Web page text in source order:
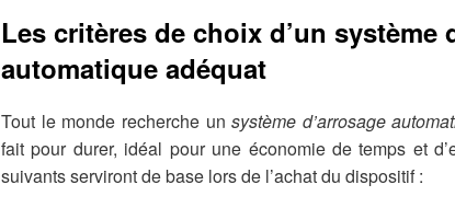
Les critères de choix d’un système
automatique adéquat
Tout le monde recherche unsystème d’arrosage
fait pour durer, idéal pour une économie de temps et
suivants serviront de base lors de l’achat du dispositif :